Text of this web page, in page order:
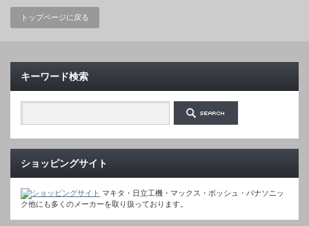
トップページに戻る
キーワード検索
ショッピングサイト
マキタ・日立工機・マックス・ボッシュ・パナソニッ
ク他にも多くのメーカーを取り扱っております。